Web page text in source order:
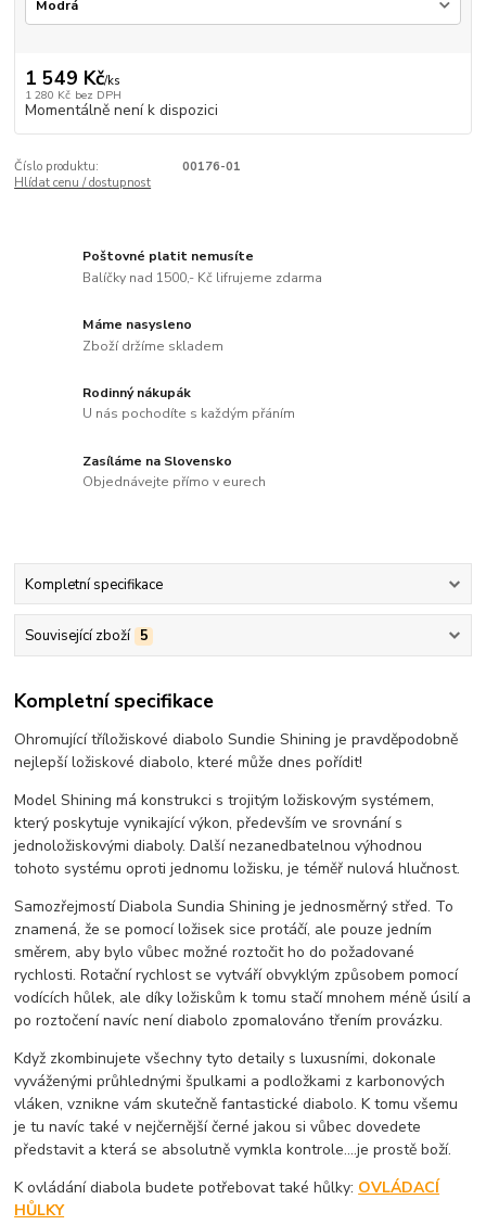
1 549 Kč/ks
1 280 Kč bez DPH
Momentálně není k dispozici
Číslo produktu:
00176-01
Hlídat cenu / dostupnost
Poštovné platit nemusíte
Balíčky nad 1500,- Kč lifrujeme zdarma
Máme nasysleno
Zboží držíme skladem
Rodinný nákupák
U nás pochodíte s každým přáním
Zasíláme na Slovensko
Objednávejte přímo v eurech
Kompletní specifikace
Související zboží 5
Kompletní specifikace
Ohromující tříložiskové diabolo Sundie Shining je pravděpodobně
nejlepší ložiskové diabolo, které může dnes pořídit!
Model Shining má konstrukci s trojitým ložiskovým systémem,
který poskytuje vynikající výkon, především ve srovnání s
jednoložiskovými diaboly. Další nezanedbatelnou výhodnou
tohoto systému oproti jednomu ložisku, je téměř nulová hlučnost.
Samozřejmostí Diabola Sundia Shining je jednosměrný střed. To
znamená, že se pomocí ložisek sice protáčí, ale pouze jedním
směrem, aby bylo vůbec možné roztočit ho do požadované
rychlosti. Rotační rychlost se vytváří obvyklým způsobem pomocí
vodících hůlek, ale díky ložiskům k tomu stačí mnohem méně úsilí a
po roztočení navíc není diabolo zpomalováno třením provázku.
Když zkombinujete všechny tyto detaily s luxusními, dokonale
vyváženými průhlednými špulkami a podložkami z karbonových
vláken, vznikne vám skutečně fantastické diabolo. K tomu všemu
je tu navíc také v nejčernější černé jakou si vůbec dovedete
představit a která se absolutně vymkla kontrole....je prostě boží.
K ovládání diabola budete potřebovat také hůlky: OVLÁDACÍ
HŮLKY